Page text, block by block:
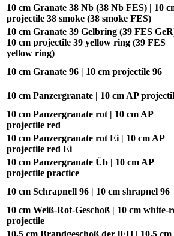
10 cm Granate 38 Nb (38 Nb FES) | 10
projectile 38 smoke (38 smoke FES)
10 cm Granate 39 Gelbring (39 FES
10 cm projectile 39 yellow ring (39 FES
yellow ring)
10 cm Granate 96 | 10 cm projectile 96
10 cm Panzergranate | 10 cm AP
10 cm Panzergranate rot | 10 cm AP
projectile red
10 cm Panzergranate rot Ei | 10 cm AP
projectile red Ei
10 cm Panzergranate Üb | 10 cm AP
projectile practice
10 cm Schrapnell 96 | 10 cm shrapnel 96
10 cm Weiß-Rot-Geschoß | 10 cm white-
projectile
10,5 cm Brandgeschoß der lFH | 10.5 cm